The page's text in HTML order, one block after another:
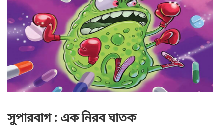
সুপারবাগ : এক নিরব ঘাতক